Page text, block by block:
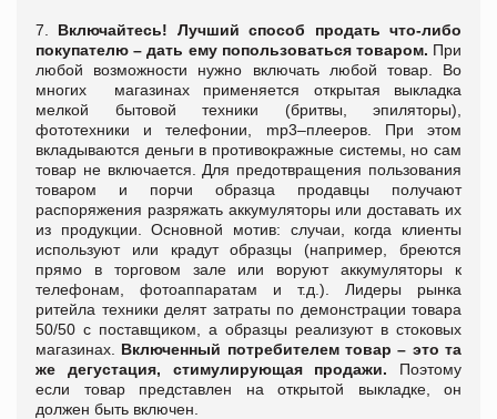
7. Включайтесь!
Лучший способ продать что-либо
покупателю – дать ему попользоваться товаром. При
любой возможности нужно включать любой товар. Во
многих магазинах применяется открытая выкладка
мелкой бытовой техники (бритвы, эпиляторы),
фототехники и телефонии, mp3–плееров. При этом
вкладываются деньги в противокражные системы, но сам
товар не включается. Для предотвращения пользования
товаром и порчи образца продавцы получают
распоряжения разряжать аккумуляторы или доставать их
из продукции. Основной мотив: случаи, когда клиенты
используют или крадут образцы (например, бреются
прямо в торговом зале или воруют аккумуляторы к
телефонам, фотоаппаратам и т.д.). Лидеры рынка
ритейла техники делят затраты по демонстрации товара
50/50 с поставщиком, а образцы реализуют в стоковых
магазинах. Включенный потребителем товар – это та
же дегустация, стимулирующая продажи. Поэтому
если товар представлен на открытой выкладке, он
должен быть включен.